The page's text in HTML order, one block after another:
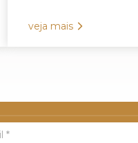
veja mais